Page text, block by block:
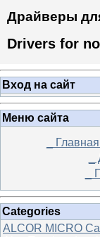
Драйверы
Drivers for
Вход на сайт
Меню сайта
_
_
Categories
ALCOR MICRO